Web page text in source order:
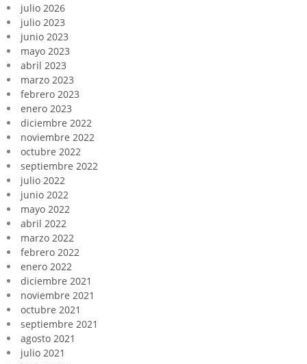
julio 2026
julio 2023
junio 2023
mayo 2023
abril 2023
marzo 2023
febrero 2023
enero 2023
diciembre 2022
noviembre 2022
octubre 2022
septiembre 2022
julio 2022
junio 2022
mayo 2022
abril 2022
marzo 2022
febrero 2022
enero 2022
diciembre 2021
noviembre 2021
octubre 2021
septiembre 2021
agosto 2021
julio 2021